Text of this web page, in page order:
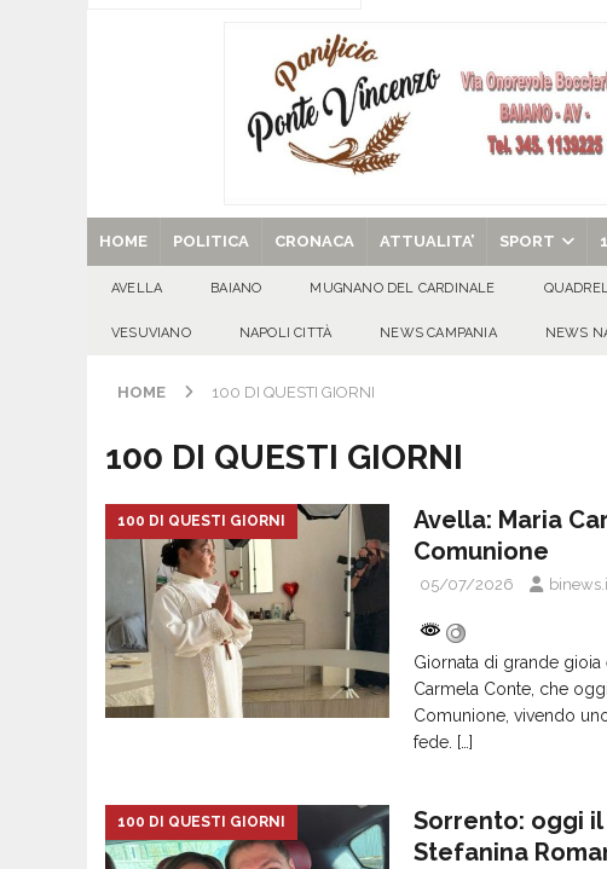
[ 07/08/2026 ] Montoro (AV): Ruba circa 130mila di
[ 29/08/2025 ] SANT’Oggi. Venerdì 29 agosto la chiesa
HOME POLITICA CRONACA ATTUALITA’ SPORT
AVELLA BAIANO MUGNANO DEL CARDINALE
VESUVIANO NAPOLI CITTÀ NEWS CAMPANIA NEWS
HOME 100 DI QUESTI GIORNI
100 DI QUESTI GIORNI
100 DI QUESTI GIORNI
Avella: Maria
Comunione
05/07/2026
Giornata di grande
Carmela Conte, che
Comunione, vivendo
fede. […]
100 DI QUESTI GIORNI
Sorrento: oggi il
Stefanina